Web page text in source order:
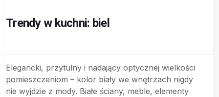
Trendy w kuchni: biel
Elegancki, przytulny i nadający optycznej wielkości
pomieszczeniom – kolor biały we wnętrzach nigdy
nie wyjdzie z mody. Białe ściany, meble, elementy